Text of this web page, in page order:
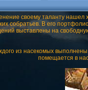
своему таланту нашел
собратьев. В его
выставлены на
из насекомых
помещается в